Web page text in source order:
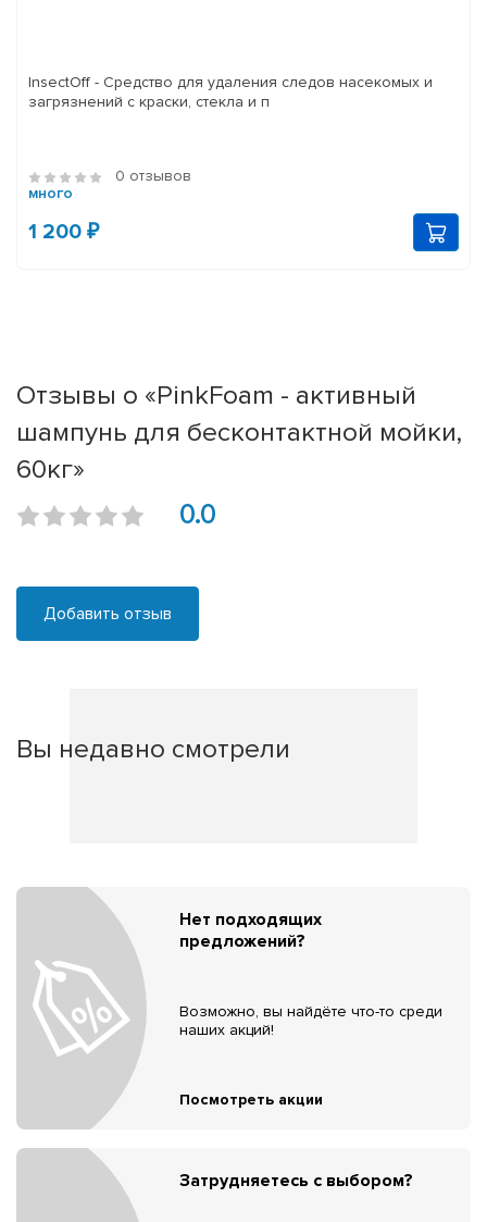
InsectOff - Средство для удаления следов насекомых и
загрязнений с краски, стекла и п
0 отзывов
много
1 200 ₽
Отзывы о «PinkFoam - активный
шампунь для бесконтактной мойки,
60кг»
0.0
Добавить отзыв
Вы недавно смотрели
Нет подходящих
предложений?
Возможно, вы найдёте что-то среди
наших акций!
Посмотреть акции
Затрудняетесь с выбором?